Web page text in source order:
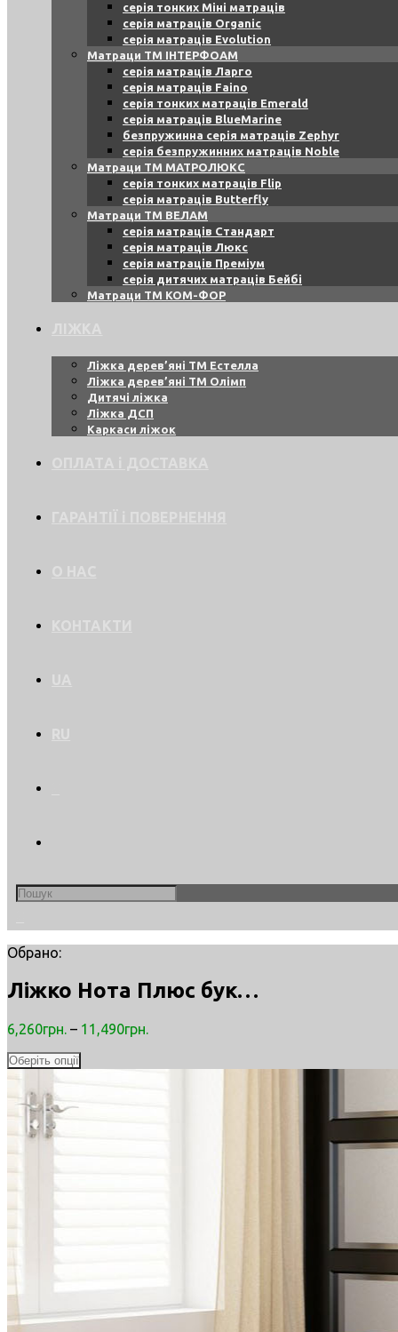
серія тонких Міні матраців
серія матраців Organic
серія матраців Evolution
Матраци ТМ ІНТЕРФОАМ
серія матраців Ларго
серія матраців Faino
серія тонких матраців Emerald
серія матраців BlueMarine
безпружинна серія матраців Zephyr
серія безпружинних матраців Noble
Матраци ТМ МАТРОЛЮКС
серія тонких матраців Flip
серія матраців Butterfly
Матраци ТМ ВЕЛАМ
серія матраців Стандарт
серія матраців Люкс
серія матраців Преміум
серія дитячих матраців Бейбі
Матраци ТМ КОМ-ФОР
Ліжка дерев’яні ТМ Естелла
Ліжка дерев’яні ТМ Олімп
Дитячі ліжка
Ліжка ДСП
Каркаси ліжок
Search
this
Обрано:
Ліжко Нота Плюс бук…
6,260грн. – 11,490грн.
Оберіть опції